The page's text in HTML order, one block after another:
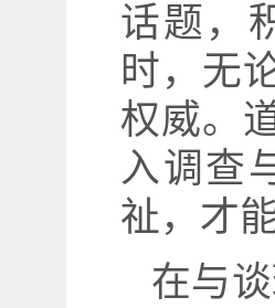
话题，
时，无
权威。
入调查
祉，才
在与